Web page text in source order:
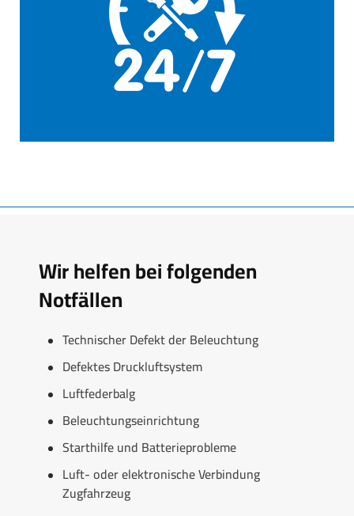
Wir helfen bei folgenden
Notfällen
Technischer Defekt der Beleuchtung
Defektes Druckluftsystem
Luftfederbalg
Beleuchtungseinrichtung
Starthilfe und Batterieprobleme
Luft- oder elektronische Verbindung
Zugfahrzeug